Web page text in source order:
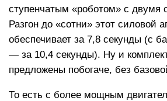
ступенчатым «роботом» с двумя
Разгон до «сотни» этот силовой
обеспечивает за 7,8 секунды (с
— за 10,4 секунды). Ну и
предложены побогаче, без
То есть с более мощным